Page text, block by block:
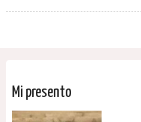
Mi presento